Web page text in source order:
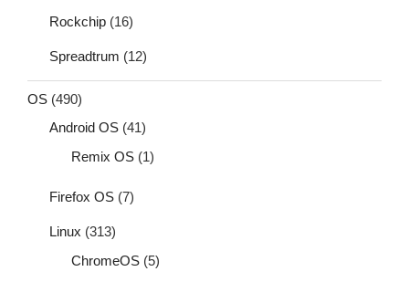
Rockchip (16)
Spreadtrum (12)
OS (490)
Android OS (41)
Remix OS (1)
Firefox OS (7)
Linux (313)
ChromeOS (5)